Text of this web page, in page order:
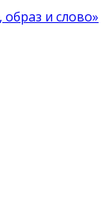
и слово»